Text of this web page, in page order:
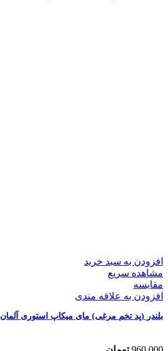
افزودن به سبد خرید
مشاهده سریع
مقایسه
افزودن به علاقه مندی
بلندر (پد تخم مرغی) مای میکاپ استوری آلمان